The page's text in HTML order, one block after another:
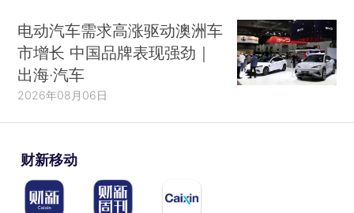
电动汽车需求高涨驱动澳洲车
市增长 中国品牌表现强劲｜
出海·汽车
2026年08月06日
财新移动